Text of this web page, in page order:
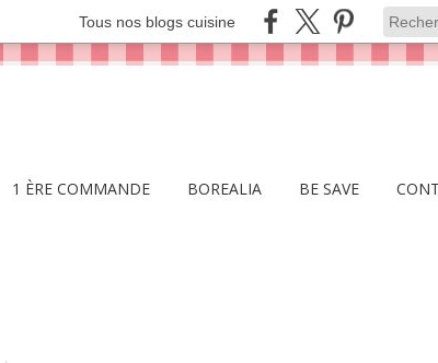
Tous nos blogs cuisine
1 ÈRE COMMANDE BOREALIA BE SAVE